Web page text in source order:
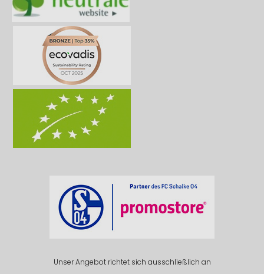
Unser Angebot richtet sich ausschließlich an